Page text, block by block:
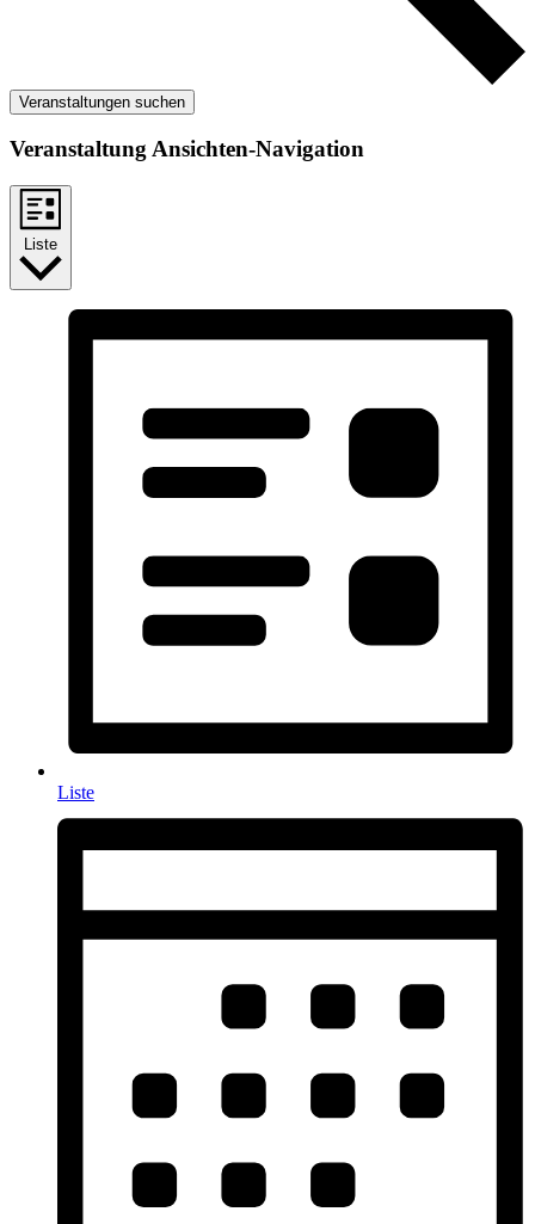
Veranstaltungen suchen
Veranstaltung Ansichten-Navigation
Liste
Liste